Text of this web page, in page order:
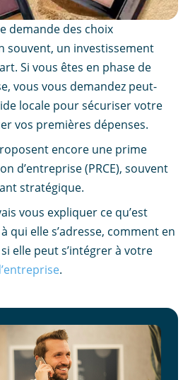
demande des choix
souvent, un investissement
Si vous êtes en phase de
vous vous demandez peut-
locale pour sécuriser votre
vos premières dépenses.
encore une prime
d’entreprise (PRCE), souvent
stratégique.
vous expliquer ce qu’est
qui elle s’adresse, comment en
elle peut s’intégrer à votre
.